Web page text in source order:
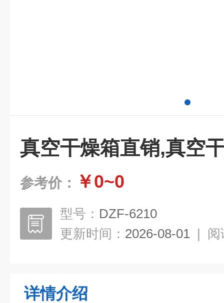
真空干燥箱直销,真空
参考价： ￥0~0
型号： DZF-6210
更新时间： 2026-08-01 | 阅
详情介绍